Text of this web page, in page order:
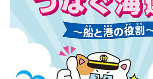
賛助会員募集